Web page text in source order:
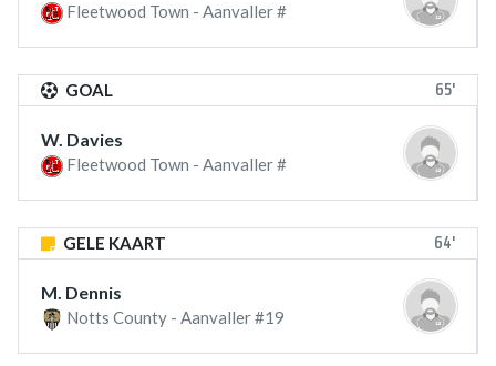
Fleetwood Town - Aanvaller #
GOAL 65'
W. Davies
Fleetwood Town - Aanvaller #
GELE KAART 64'
M. Dennis
Notts County - Aanvaller #19